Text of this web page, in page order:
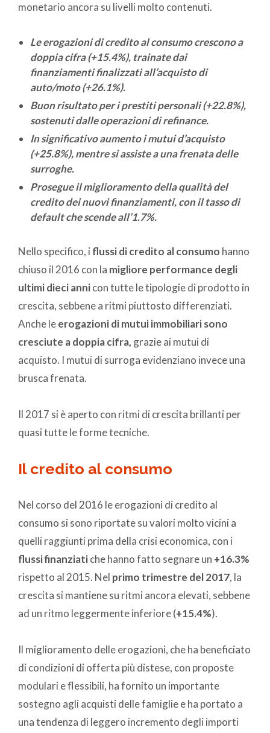
monetario ancora su livelli molto contenuti.
Le erogazioni di credito al consumo crescono a
doppia cifra (+15.4%), trainate dai
finanziamenti finalizzati all’acquisto di
auto/moto (+26.1%).
Buon risultato per i prestiti personali (+22.8%),
sostenuti dalle operazioni di refinance.
In significativo aumento i mutui d’acquisto
(+25.8%), mentre si assiste a una frenata delle
surroghe.
Prosegue il miglioramento della qualità del
credito dei nuovi finanziamenti, con il tasso di
default che scende all’1.7%.
Nello specifico, i flussi di credito al consumo hanno
chiuso il 2016 con la migliore performance degli
ultimi dieci annicon tutte le tipologie di prodotto in
crescita, sebbene a ritmi piuttosto differenziati.
Anche leerogazioni di mutui immobiliari sono
cresciute a doppia cifra, grazie ai mutui di
acquisto. I mutui di surroga evidenziano invece una
brusca frenata.
Il 2017 si è aperto con ritmi di crescita brillanti per
quasi tutte le forme tecniche.
Il credito al consumo
Nel corso del 2016 le erogazioni di credito al
consumo si sono riportate su valori molto vicini a
quelli raggiunti prima della crisi economica, con i
flussi finanziatiche hanno fatto segnare un +16.3%
rispetto al 2015. Nel primo trimestre del 2017, la
crescita si mantiene su ritmi ancora elevati, sebbene
ad un ritmo leggermente inferiore (+15.4%).
Il miglioramento delle erogazioni, che ha beneficiato
di condizioni di offerta più distese, con proposte
modulari e flessibili, ha fornito un importante
sostegno agli acquisti delle famiglie e ha portato a
una tendenza di leggero incremento degli importi